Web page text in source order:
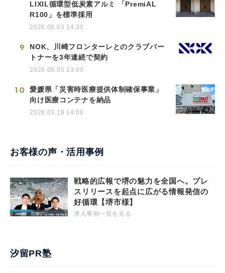
LIXIL循環型低炭素アルミ 「PremiAL
R100」を標準採用
2026.08.03 14:30
9
NOK、川崎フロンターレとのクラブパー
トナーを3年連続で契約
2026.08.05 13:00
10
愛媛県「災害時医療提供体制確保事業」
向け医療コンテナを納品
2026.03.19 14:00
お客様の声・活用事例
戦略的広報で堺の魅力を全国へ。プレ
スリリースを起点に広がる情報発信の
好循環【堺市様】
導入事例一覧を見る
汐留PR塾